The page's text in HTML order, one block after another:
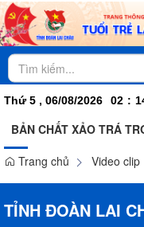
Thứ 5 , 06/08/2026 02 :
BẢN CHẤT XẢO TRÁ
Trang chủ
Video clip
TỈNH ĐOÀN LAI